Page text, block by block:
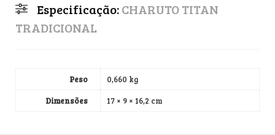
Especificação:CHARUTO TITAN
TRADICIONAL
Peso
0,660 kg
Dimensões
17 × 9 × 16,2 cm